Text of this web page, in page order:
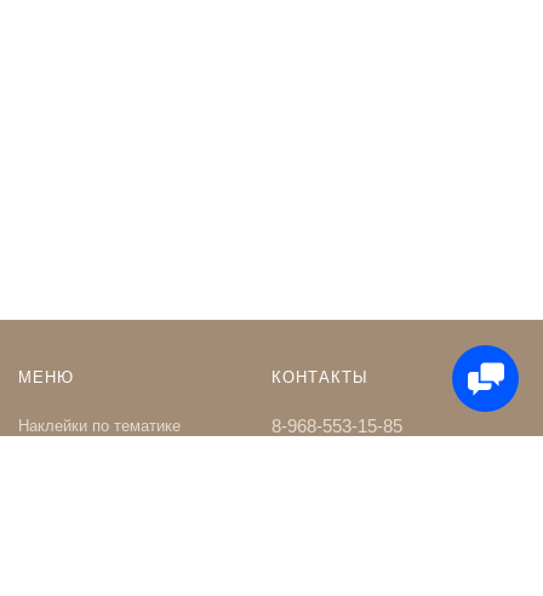
МЕНЮ
Наклейки по тематике
КОНТАКТЫ
8-968-553-15-85